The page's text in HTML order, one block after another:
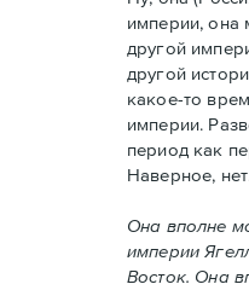
империи, она
другой
другой
какое-то
империи.
период как
Наверное,
Она вполне
империи
Восток. Она